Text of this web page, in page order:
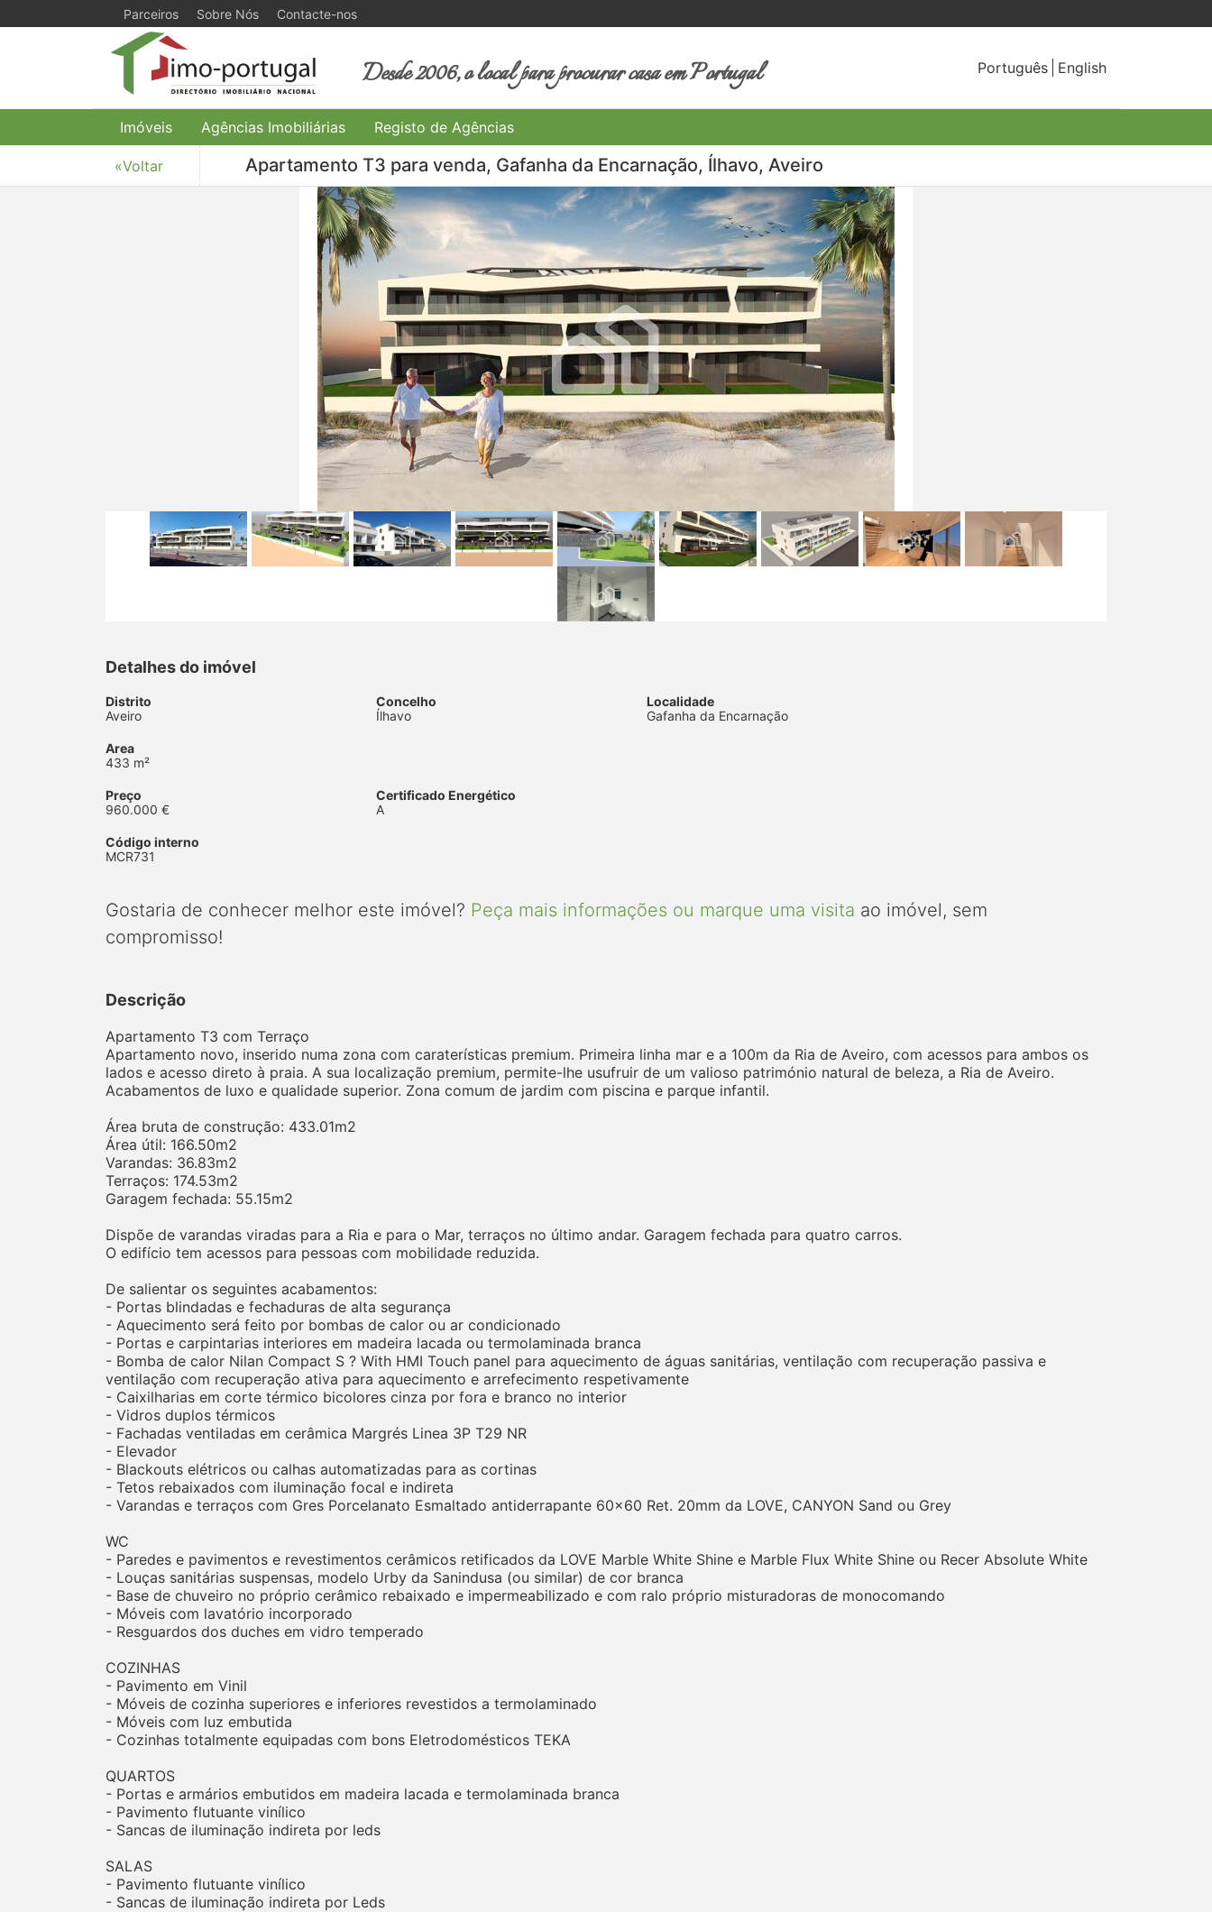
Parceiros Sobre Nós Contacte-nos
Desde 2006, o local para procurar casa em Portugal Português English
Imóveis Agências Imobiliárias Registo de Agências
«Voltar Apartamento T3 para venda, Gafanha da Encarnação, Ílhavo, Aveiro
Detalhes do imóvel
Distrito
Aveiro
Concelho
Ílhavo
Localidade
Gafanha da Encarnação
Area
433 m²
Preço
960.000 €
Certificado Energético
A
Código interno
MCR731
Gostaria de conhecer melhor este imóvel? Peça mais informações ou marque uma visita ao imóvel, sem
compromisso!
Descrição
Apartamento T3 com Terraço
Apartamento novo, inserido numa zona com caraterísticas premium. Primeira linha mar e a 100m da Ria de Aveiro, com acessos para ambos os
lados e acesso direto à praia. A sua localização premium, permite-lhe usufruir de um valioso património natural de beleza, a Ria de Aveiro.
Acabamentos de luxo e qualidade superior. Zona comum de jardim com piscina e parque infantil.
Área bruta de construção: 433.01m2
Área útil: 166.50m2
Varandas: 36.83m2
Terraços: 174.53m2
Garagem fechada: 55.15m2
Dispõe de varandas viradas para a Ria e para o Mar, terraços no último andar. Garagem fechada para quatro carros.
O edifício tem acessos para pessoas com mobilidade reduzida.
De salientar os seguintes acabamentos:
- Portas blindadas e fechaduras de alta segurança
- Aquecimento será feito por bombas de calor ou ar condicionado
- Portas e carpintarias interiores em madeira lacada ou termolaminada branca
- Bomba de calor Nilan Compact S ? With HMI Touch panel para aquecimento de águas sanitárias, ventilação com recuperação passiva e
ventilação com recuperação ativa para aquecimento e arrefecimento respetivamente
- Caixilharias em corte térmico bicolores cinza por fora e branco no interior
- Vidros duplos térmicos
- Fachadas ventiladas em cerâmica Margrés Linea 3P T29 NR
- Elevador
- Blackouts elétricos ou calhas automatizadas para as cortinas
- Tetos rebaixados com iluminação focal e indireta
- Varandas e terraços com Gres Porcelanato Esmaltado antiderrapante 60x60 Ret. 20mm da LOVE, CANYON Sand ou Grey
WC
- Paredes e pavimentos e revestimentos cerâmicos retificados da LOVE Marble White Shine e Marble Flux White Shine ou Recer Absolute White
- Louças sanitárias suspensas, modelo Urby da Sanindusa (ou similar) de cor branca
- Base de chuveiro no próprio cerâmico rebaixado e impermeabilizado e com ralo próprio misturadoras de monocomando
- Móveis com lavatório incorporado
- Resguardos dos duches em vidro temperado
COZINHAS
- Pavimento em Vinil
- Móveis de cozinha superiores e inferiores revestidos a termolaminado
- Móveis com luz embutida
- Cozinhas totalmente equipadas com bons Eletrodomésticos TEKA
QUARTOS
- Portas e armários embutidos em madeira lacada e termolaminada branca
- Pavimento flutuante vinílico
- Sancas de iluminação indireta por leds
SALAS
- Pavimento flutuante vinílico
- Sancas de iluminação indireta por Leds